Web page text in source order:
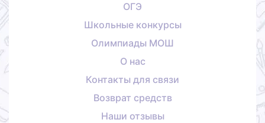
ОГЭ
Школьные конкурсы
Олимпиады МОШ
О нас
Контакты для связи
Возврат средств
Наши отзывы